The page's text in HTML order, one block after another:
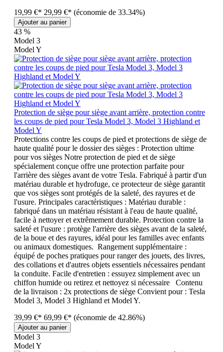
19,99 €* 29,99 €* (économie de 33.34%)
Ajouter au panier
43 %
Model 3
Model Y
Protection de siège pour siège avant arrière, protection contre
les coups de pied pour Tesla Model 3, Model 3 Highland et
Model Y
Protections contre les coups de pied et protections de siège de
haute qualité pour le dossier des sièges : Protection ultime
pour vos sièges Notre protection de pied et de siège
spécialement conçue offre une protection parfaite pour
l'arrière des sièges avant de votre Tesla. Fabriqué à partir d'un
matériau durable et hydrofuge, ce protecteur de siège garantit
que vos sièges sont protégés de la saleté, des rayures et de
l'usure. Principales caractéristiques : Matériau durable :
fabriqué dans un matériau résistant à l'eau de haute qualité,
facile à nettoyer et extrêmement durable. Protection contre la
saleté et l'usure : protège l'arrière des sièges avant de la saleté,
de la boue et des rayures, idéal pour les familles avec enfants
ou animaux domestiques. Rangement supplémentaire :
équipé de poches pratiques pour ranger des jouets, des livres,
des collations et d'autres objets essentiels nécessaires pendant
la conduite. Facile d'entretien : essuyez simplement avec un
chiffon humide ou retirez et nettoyez si nécessaire Contenu
de la livraison : 2x protections de siège Convient pour : Tesla
Model 3, Model 3 Highland et Model Y.
39,99 €* 69,99 €* (économie de 42.86%)
Ajouter au panier
Model 3
Model Y